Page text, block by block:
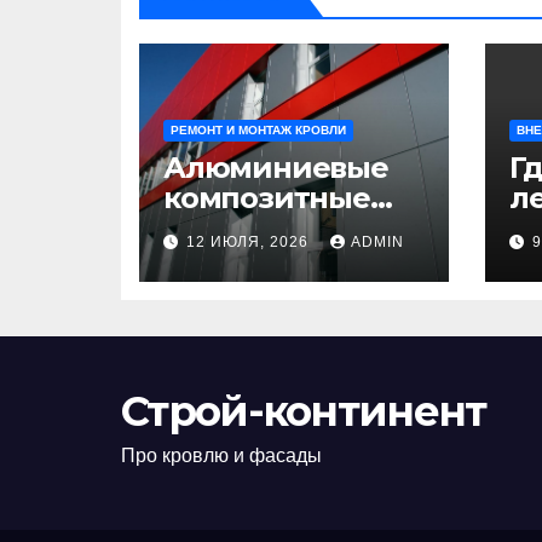
РЕМОНТ И МОНТАЖ КРОВЛИ
Алюминиевые
композитные
панели:
универсальное
решение для
12 ИЮЛЯ, 2026 ADMIN
Строй-континент
Про кровлю и фасады